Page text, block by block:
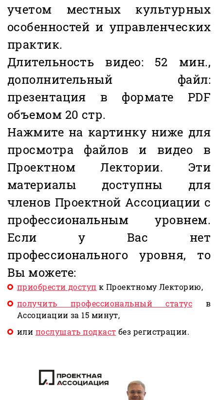
учетом местных культурных
особенностей и управленческих
практик.
Длительность видео: 52 мин.,
дополнительный файл:
презентация в формате PDF
объемом 20 стр.
Нажмите на картинку ниже для
просмотра файлов и видео в
Проектном Лектории. Эти
материалы доступны для
членов Проектной Ассоциации с
профессиональным уровнем.
Если у Вас нет
профессионального уровня, то
Вы можете:
приобрести доступ к Проектному Лекторию,
получить профессиональный статус в
Ассоциации за 15 минут,
или послушать подкаст без регистрации.